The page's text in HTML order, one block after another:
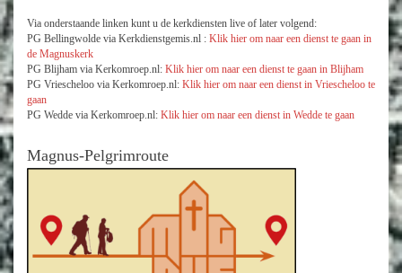
Via onderstaande linken kunt u de kerkdiensten live of later volgend:
PG Bellingwolde via Kerkdienstgemis.nl : Klik hier om naar een dienst te gaan in
de Magnuskerk
PG Blijham via Kerkomroep.nl: Klik hier om naar een dienst te gaan in Blijham
PG Vriescheloo via Kerkomroep.nl: Klik hier om naar een dienst in Vriescheloo te
gaan
PG Wedde via Kerkomroep.nl: Klik hier om naar een dienst in Wedde te gaan
Magnus-Pelgrimroute